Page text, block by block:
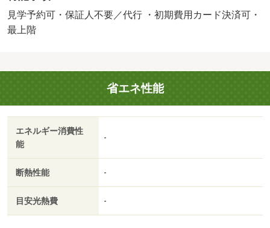
見学予約可・保証人不要／代行 ・初期費用カード決済可・
最上階
省エネ性能
エネルギー消費性
能
-
断熱性能 -
目安光熱費 -